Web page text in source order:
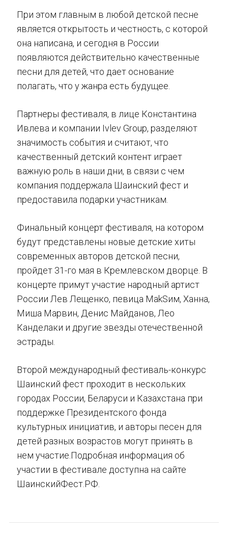
При этом главным в любой детской песне
является открытость и честность, с которой
она написана, и сегодня в России
появляются действительно качественные
песни для детей, что дает основание
полагать, что у жанра есть будущее.
Партнеры фестиваля, в лице Константина
Ивлева и компании Ivlev Group, разделяют
значимость события и считают, что
качественный детский контент играет
важную роль в наши дни, в связи с чем
компания поддержала Шаинский фест и
предоставила подарки участникам.
Финальный концерт фестиваля, на котором
будут представлены новые детские хиты
современных авторов детской песни,
пройдет 31-го мая в Кремлевском дворце. В
концерте примут участие народный артист
России Лев Лещенко, певица MakSим, Ханна,
Миша Марвин, Денис Майданов, Лео
Канделаки и другие звезды отечественной
эстрады.
Второй международный фестиваль-конкурс
Шаинский фест проходит в нескольких
городах России, Беларуси и Казахстана при
поддержке Президентского фонда
культурных инициатив, и авторы песен для
детей разных возрастов могут принять в
нем участие.Подробная информация об
участии в фестивале доступна на сайте
ШаинскийФест.РФ.